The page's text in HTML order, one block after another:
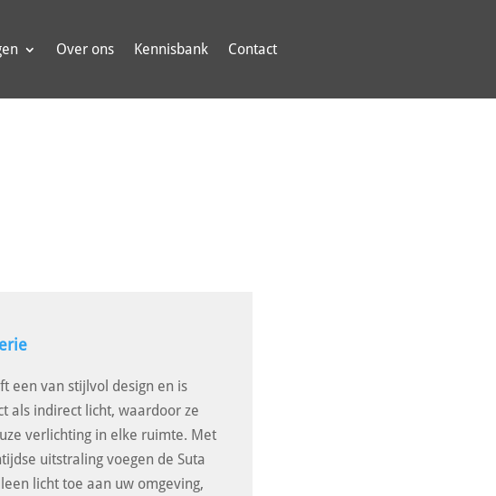
Over ons Kennisbank Contact
een van stijlvol design en is
als indirect licht, waardoor ze
verlichting in elke ruimte. Met
uitstraling voegen de Suta
licht toe aan uw omgeving,